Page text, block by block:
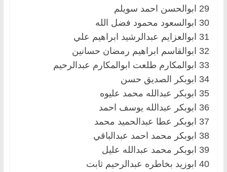
29 ابوالحسن احمد سويلم
30 ابوالسعود محمود فضل الله
31 ابوالعزايم عبدالرشيد ابراهيم علي
32 ابوالقاسم ابراهيم رمضان حسانين
33 ابوالمكارم طلعت ابوالمكارم عبدالرحيم
34 ابوبكر الصديق حسن
35 ابوبكر عبدالله محمد عليوه
36 ابوبكر عبدالله يوسف احمد
37 ابوبكر عطا عبدالحميد محمد
38 ابوبكر محمد احمد عبدالباقي
39 ابوبكر محمد عبدالله عليل
40 ابوزيد بخاطره عبدالرحيم ثابت